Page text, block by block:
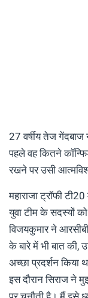
27 वर्षीय तेज
पहले वह कितने
रखने पर उसी
महाराजा ट्रॉफी
युवा टीम के सदस्यों को
विजयकुमार ने
के बारे में भी बात की,
अच्छा प्रदर्शन किया
इस दौरान सिराज ने